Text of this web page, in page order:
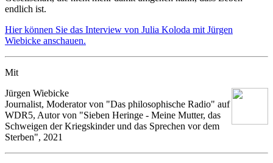
endlich ist.
Hier können Sie das Interview von Julia Koloda mit Jürgen
Wiebicke anschauen.
Mit
Jürgen Wiebicke
Journalist, Moderator von "Das philosophische Radio" auf
WDR5, Autor von "Sieben Heringe - Meine Mutter, das
Schweigen der Kriegskinder und das Sprechen vor dem
Sterben", 2021